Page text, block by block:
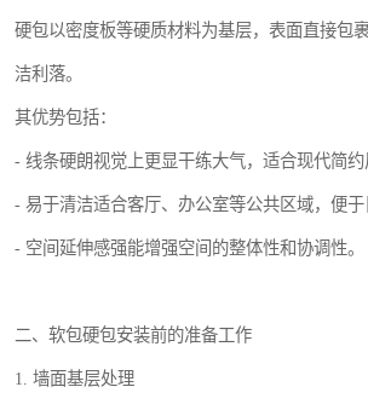
硬包以密度板等硬质材料为基层，表面直接包
洁利落。
其优势包括：
- 线条硬朗视觉上更显干练大气，适合现代简约
- 易于清洁适合客厅、办公室等公共区域，便于
- 空间延伸感强能增强空间的整体性和协调性。
二、软包硬包安装前的准备工作
1. 墙面基层处理